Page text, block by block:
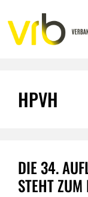
Inhalt
springen
HPVH
DIE 34.
STEHT